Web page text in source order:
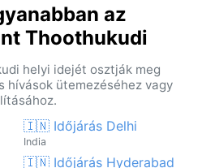
az
Thoothukudi
helyi idejét osztják meg
hívások ütemezéséhez vagy
🇮🇳 Időjárás Delhi
India
🇮🇳 Időjárás Hyderabad